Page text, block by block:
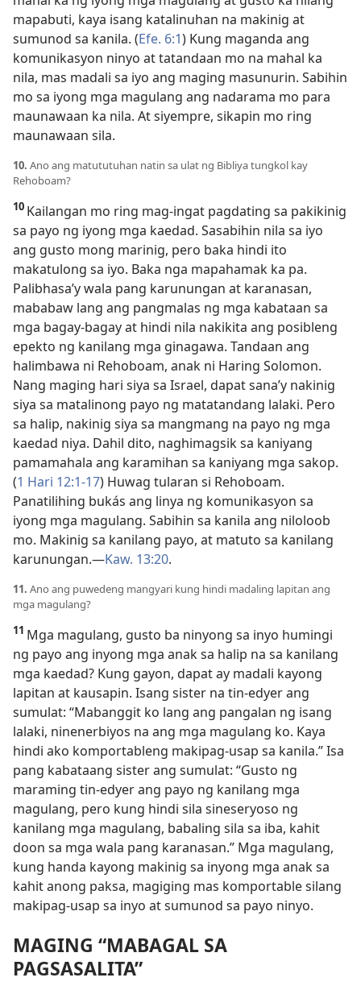
mapabuti, kaya isang katalinuhan na makinig at
sumunod sa kanila. (Efe. 6:1) Kung maganda ang
komunikasyon ninyo at tatandaan mo na mahal ka
nila, mas madali sa iyo ang maging masunurin. Sabihin
mo sa iyong mga magulang ang nadarama mo para
maunawaan ka nila. At siyempre, sikapin mo ring
maunawaan sila.
10. Ano ang matututuhan natin sa ulat ng Bibliya tungkol kay
Rehoboam?
10 Kailangan mo ring mag-ingat pagdating sa pakikinig
sa payo ng iyong mga kaedad. Sasabihin nila sa iyo
ang gusto mong marinig, pero baka hindi ito
makatulong sa iyo. Baka nga mapahamak ka pa.
Palibhasa’y wala pang karunungan at karanasan,
mababaw lang ang pangmalas ng mga kabataan sa
mga bagay-bagay at hindi nila nakikita ang posibleng
epekto ng kanilang mga ginagawa. Tandaan ang
halimbawa ni Rehoboam, anak ni Haring Solomon.
Nang maging hari siya sa Israel, dapat sana’y nakinig
siya sa matalinong payo ng matatandang lalaki. Pero
sa halip, nakinig siya sa mangmang na payo ng mga
kaedad niya. Dahil dito, naghimagsik sa kaniyang
pamamahala ang karamihan sa kaniyang mga sakop.
(1 Hari 12:1-17) Huwag tularan si Rehoboam.
Panatilihing bukás ang linya ng komunikasyon sa
iyong mga magulang. Sabihin sa kanila ang niloloob
mo. Makinig sa kanilang payo, at matuto sa kanilang
karunungan.—Kaw. 13:20.
11. Ano ang puwedeng mangyari kung hindi madaling lapitan ang
mga magulang?
11 Mga magulang, gusto ba ninyong sa inyo humingi
ng payo ang inyong mga anak sa halip na sa kanilang
mga kaedad? Kung gayon, dapat ay madali kayong
lapitan at kausapin. Isang sister na tin-edyer ang
sumulat: “Mabanggit ko lang ang pangalan ng isang
lalaki, ninenerbiyos na ang mga magulang ko. Kaya
hindi ako komportableng makipag-usap sa kanila.” Isa
pang kabataang sister ang sumulat: “Gusto ng
maraming tin-edyer ang payo ng kanilang mga
magulang, pero kung hindi sila sineseryoso ng
kanilang mga magulang, babaling sila sa iba, kahit
doon sa mga wala pang karanasan.” Mga magulang,
kung handa kayong makinig sa inyong mga anak sa
kahit anong paksa, magiging mas komportable silang
makipag-usap sa inyo at sumunod sa payo ninyo.
MAGING “MABAGAL SA
PAGSASALITA”